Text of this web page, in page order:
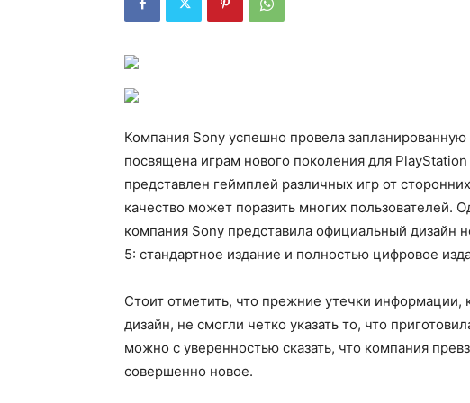
Компания Sony успешно провела
посвящена играм нового поколения для
представлен геймплей различных игр от
качество может поразить многих пользователей.
компания Sony представила официальный дизайн
5: стандартное издание и полностью цифровое
Стоит отметить, что прежние утечки
дизайн, не смогли четко указать то, что
можно с уверенностью сказать, что компания
совершенно новое.